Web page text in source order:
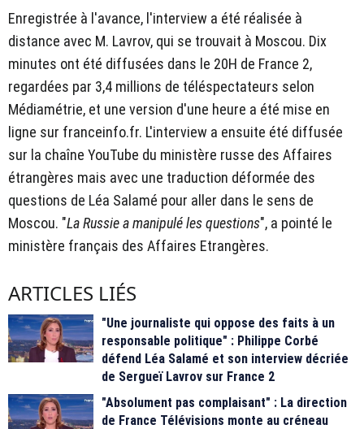
Enregistrée à l'avance, l'interview a été réalisée à
distance avec M. Lavrov, qui se trouvait à Moscou. Dix
minutes ont été diffusées dans le 20H de France 2,
regardées par 3,4 millions de téléspectateurs selon
Médiamétrie, et une version d'une heure a été mise en
ligne sur franceinfo.fr. L'interview a ensuite été diffusée
sur la chaîne YouTube du ministère russe des Affaires
étrangères mais avec une traduction déformée des
questions de Léa Salamé pour aller dans le sens de
Moscou. "La Russie a manipulé les questions", a pointé le
ministère français des Affaires Etrangères.
ARTICLES LIÉS
"Une journaliste qui oppose des faits à un
responsable politique" : Philippe Corbé
défend Léa Salamé et son interview décriée
de Sergueï Lavrov sur France 2
"Absolument pas complaisant" : La direction
de France Télévisions monte au créneau